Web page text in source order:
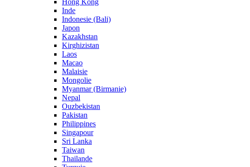
Hong Kong
Inde
Indonesie (Bali)
Japon
Kazakhstan
Kirghizistan
Laos
Macao
Malaisie
Mongolie
Myanmar (Birmanie)
Nepal
Ouzbekistan
Pakistan
Philippines
Singapour
Sri Lanka
Taiwan
Thailande